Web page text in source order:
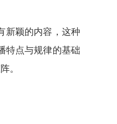
新颖的内容，这种
特点与规律的基础
。